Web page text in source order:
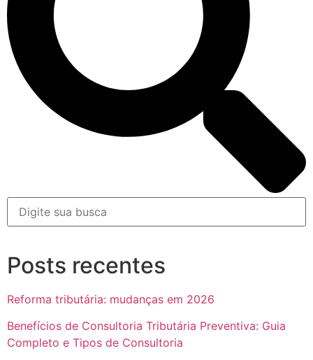
Posts recentes
Reforma tributária: mudanças em 2026
Benefícios de Consultoria Tributária Preventiva: Guia
Completo e Tipos de Consultoria